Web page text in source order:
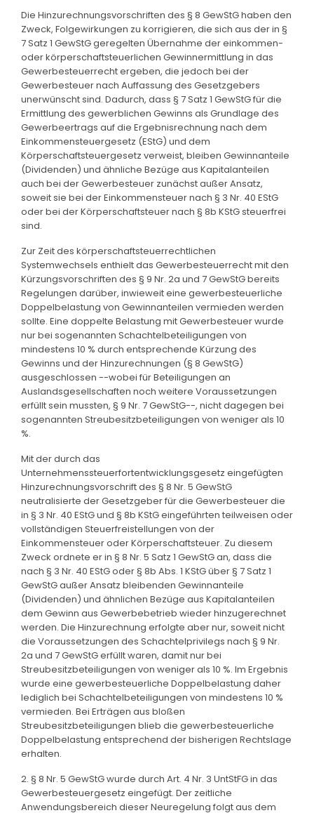
Die Hinzurechnungsvorschriften des § 8 GewStG haben den
Zweck, Folgewirkungen zu korrigieren, die sich aus der in §
7 Satz 1 GewStG geregelten Übernahme der einkommen-
oder körperschaftsteuerlichen Gewinnermittlung in das
Gewerbesteuerrecht ergeben, die jedoch bei der
Gewerbesteuer nach Auffassung des Gesetzgebers
unerwünscht sind. Dadurch, dass § 7 Satz 1 GewStG für die
Ermittlung des gewerblichen Gewinns als Grundlage des
Gewerbeertrags auf die Ergebnisrechnung nach dem
Einkommensteuergesetz (EStG) und dem
Körperschaftsteuergesetz verweist, bleiben Gewinnanteile
(Dividenden) und ähnliche Bezüge aus Kapitalanteilen
auch bei der Gewerbesteuer zunächst außer Ansatz,
soweit sie bei der Einkommensteuer nach § 3 Nr. 40 EStG
oder bei der Körperschaftsteuer nach § 8b KStG steuerfrei
sind.
Zur Zeit des körperschaftsteuerrechtlichen
Systemwechsels enthielt das Gewerbesteuerrecht mit den
Kürzungsvorschriften des § 9 Nr. 2a und 7 GewStG bereits
Regelungen darüber, inwieweit eine gewerbesteuerliche
Doppelbelastung von Gewinnanteilen vermieden werden
sollte. Eine doppelte Belastung mit Gewerbesteuer wurde
nur bei sogenannten Schachtelbeteiligungen von
mindestens 10 % durch entsprechende Kürzung des
Gewinns und der Hinzurechnungen (§ 8 GewStG)
ausgeschlossen --wobei für Beteiligungen an
Auslandsgesellschaften noch weitere Voraussetzungen
erfüllt sein mussten, § 9 Nr. 7 GewStG--, nicht dagegen bei
sogenannten Streubesitzbeteiligungen von weniger als 10
%.
Mit der durch das
Unternehmenssteuerfortentwicklungsgesetz eingefügten
Hinzurechnungsvorschrift des § 8 Nr. 5 GewStG
neutralisierte der Gesetzgeber für die Gewerbesteuer die
in § 3 Nr. 40 EStG und § 8b KStG eingeführten teilweisen oder
vollständigen Steuerfreistellungen von der
Einkommensteuer oder Körperschaftsteuer. Zu diesem
Zweck ordnete er in § 8 Nr. 5 Satz 1 GewStG an, dass die
nach § 3 Nr. 40 EStG oder § 8b Abs. 1 KStG über § 7 Satz 1
GewStG außer Ansatz bleibenden Gewinnanteile
(Dividenden) und ähnlichen Bezüge aus Kapitalanteilen
dem Gewinn aus Gewerbebetrieb wieder hinzugerechnet
werden. Die Hinzurechnung erfolgte aber nur, soweit nicht
die Voraussetzungen des Schachtelprivilegs nach § 9 Nr.
2a und 7 GewStG erfüllt waren, damit nur bei
Streubesitzbeteiligungen von weniger als 10 %. Im Ergebnis
wurde eine gewerbesteuerliche Doppelbelastung daher
lediglich bei Schachtelbeteiligungen von mindestens 10 %
vermieden. Bei Erträgen aus bloßen
Streubesitzbeteiligungen blieb die gewerbesteuerliche
Doppelbelastung entsprechend der bisherigen Rechtslage
erhalten.
2. § 8 Nr. 5 GewStG wurde durch Art. 4 Nr. 3 UntStFG in das
Gewerbesteuergesetz eingefügt. Der zeitliche
Anwendungsbereich dieser Neuregelung folgt aus dem